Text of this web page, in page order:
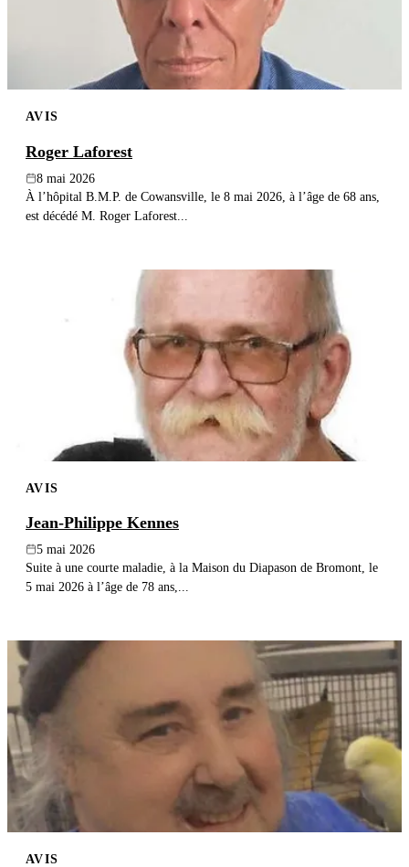
AVIS
Roger Laforest
8 mai 2026
À l’hôpital B.M.P. de Cowansville, le 8 mai 2026, à l’âge de 68 ans,
est décédé M. Roger Laforest...
AVIS
Jean-Philippe Kennes
5 mai 2026
Suite à une courte maladie, à la Maison du Diapason de Bromont, le
5 mai 2026 à l’âge de 78 ans,...
AVIS